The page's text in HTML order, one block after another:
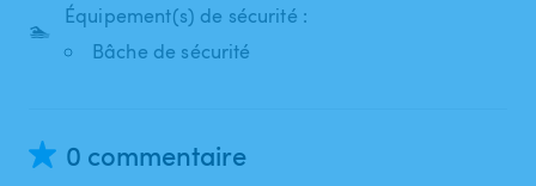
🏊
Équipement(s) de sécurité :
Bâche de sécurité
0 commentaire